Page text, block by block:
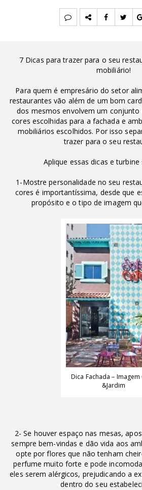
7 Dicas para trazer para o seu
mobiliário!
Para quem é empresário do setor
restaurantes vão além de um bom
dos mesmos envolvem um conjunto
cores escolhidas para a fachada e
mobiliários escolhidos. Por isso
trazer para o seu
Aplique essas dicas e turbine
1-Mostre personalidade no seu
cores é importantíssima, desde que
propósito e o tipo de imagem
Dica Fachada – Imagem
&Jardim
2- Se houver espaço nas mesas,
sempre bem-vindas e dão vida aos
opte por flores que não tenham
perfume muito forte e pode
eles serem alérgicos, prejudicando a
dentro do seu